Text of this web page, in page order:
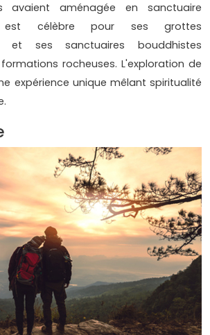
avaient aménagée en sanctuaire
est célèbre pour ses grottes
et ses sanctuaires bouddhistes
rocheuses. L'exploration de
expérience unique mêlant spiritualité